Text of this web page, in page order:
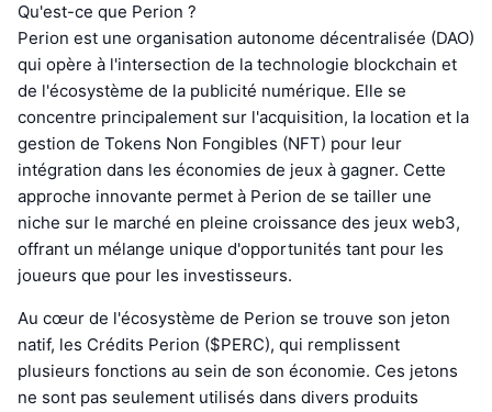
Qu'est-ce que Perion ?
Perion est une organisation autonome décentralisée (DAO)
qui opère à l'intersection de la technologie blockchain et
de l'écosystème de la publicité numérique. Elle se
concentre principalement sur l'acquisition, la location et la
gestion de Tokens Non Fongibles (NFT) pour leur
intégration dans les économies de jeux à gagner. Cette
approche innovante permet à Perion de se tailler une
niche sur le marché en pleine croissance des jeux web3,
offrant un mélange unique d'opportunités tant pour les
joueurs que pour les investisseurs.
Au cœur de l'écosystème de Perion se trouve son jeton
natif, les Crédits Perion ($PERC), qui remplissent
plusieurs fonctions au sein de son économie. Ces jetons
ne sont pas seulement utilisés dans divers produits